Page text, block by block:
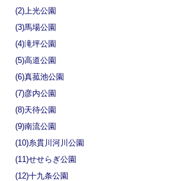
(2)上光公園
(3)馬場公園
(4)滝坪公園
(5)高道公園
(6)真菰池公園
(7)彦内公園
(8)天待公園
(9)南流公園
(10)糸貫川河川公園
(11)せせらぎ公園
(12)十九条公園